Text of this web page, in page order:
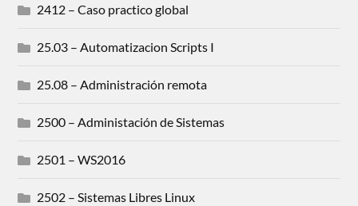
2412 – Caso practico global
25.03 – Automatizacion Scripts I
25.08 – Administración remota
2500 – Administación de Sistemas
2501 – WS2016
2502 – Sistemas Libres Linux